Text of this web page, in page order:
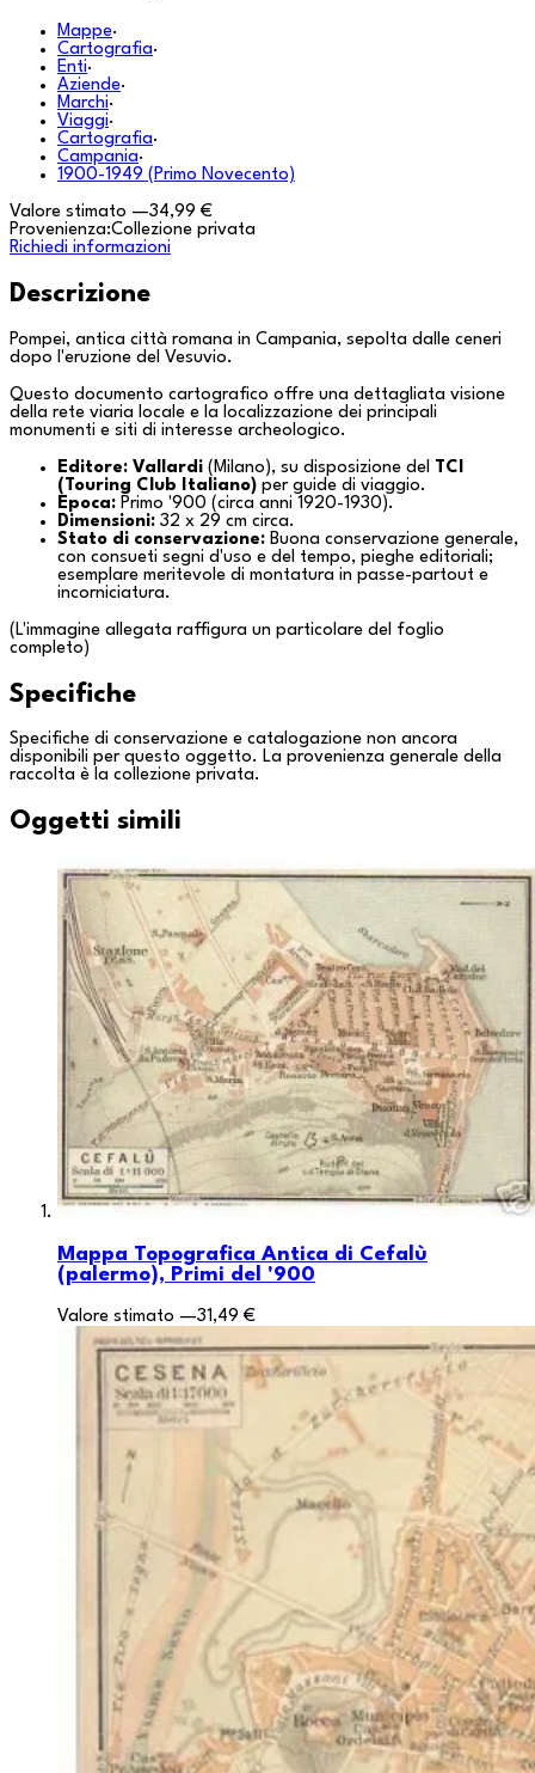
Mappe·
Cartografia·
Enti·
Aziende·
Marchi·
Viaggi·
Cartografia·
Campania·
1900-1949 (Primo Novecento)
Valore stimato —34,99 €
Provenienza:Collezione privata
Richiedi informazioni
Descrizione
Pompei, antica città romana in Campania, sepolta dalle ceneri
dopo l'eruzione del Vesuvio.
Questo documento cartografico offre una dettagliata visione
della rete viaria locale e la localizzazione dei principali
monumenti e siti di interesse archeologico.
Editore: Vallardi ( Milano), su disposizione del TCI
(Touring Club Italiano) per guide di viaggio.
Epoca: Primo '900 (circa anni 1920-1930).
Dimensioni: 32 x 29 cm circa.
Stato di conservazione: Buona conservazione generale,
con consueti segni d'uso e del tempo, pieghe editoriali;
esemplare meritevole di montatura in passe-partout e
incorniciatura.
(L'immagine allegata raffigura un particolare del foglio
completo)
Specifiche
Specifiche di conservazione e catalogazione non ancora
disponibili per questo oggetto. La provenienza generale della
raccolta è la collezione privata.
Oggetti simili
Mappa Topografica Antica di Cefalù
(palermo), Primi del '900
Valore stimato —31,49 €